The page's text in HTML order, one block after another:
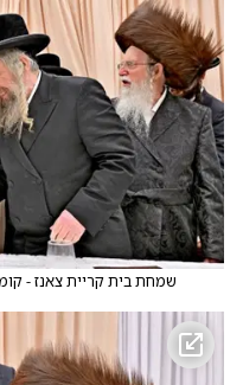
שמחת בית קריית צאנז -